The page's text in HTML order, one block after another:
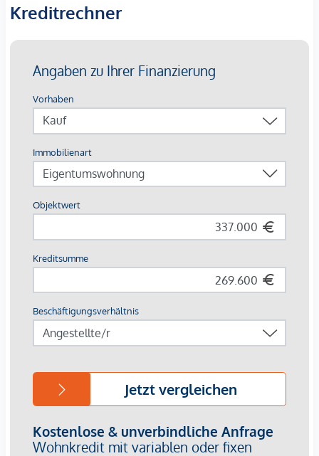
Bewohner:innen.
ARCHITEKTUR, DIE URBANITÄT LEBT.
gemeinsames Sockelgeschoss verbunden sind:
OPS 12 Stg. 1+2: fünf Obergeschosse
OPS 12 Stg. 3: acht Obergeschosse
Insgesamt entstehen 143 Eigentumswohnungen mit
Wohnflächen zwischen ca. 45m² und 110 m² und 2-5
Zimmern, sowie 2 Geschäftslokale . Zusätzlich werden 10
Hobbyräume zum Erwerb angeboten. Die kompakte
Bauform sorgt großteils für zweiseitig belichtete
Wohnungen, die jeweils über zwei Freiflächen verfügen:
ein Freiraumzimmer mit verschiebbaren Lochblech-
Elementen für Privatsphäre und Beschattung
ein überdachter Balkon mit Nurglasbrüstung
Trockenen Fußes kommt man über der zentralen
überdachten Gang vom Haupteingang in der Otto-
Kreditrechner